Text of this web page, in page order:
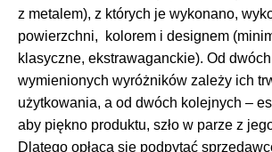
z metalem), z których je wykonano,
powierzchni, kolorem i designem
klasyczne, ekstrawaganckie). Od
wymienionych wyróżników zależy ich
użytkowania, a od dwóch kolejnych –
aby piękno produktu, szło w parze z
Dlatego opłaca się podpytać